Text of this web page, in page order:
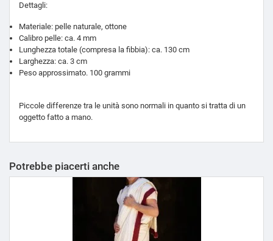
Dettagli:
Materiale: pelle naturale, ottone
Calibro pelle: ca. 4 mm
Lunghezza totale (compresa la fibbia): ca. 130 cm
Larghezza: ca. 3 cm
Peso approssimato. 100 grammi
Piccole differenze tra le unità sono normali in quanto si tratta di un
oggetto fatto a mano.
Potrebbe piacerti anche